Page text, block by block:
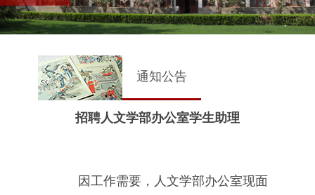
通知公告
招聘人文学部办公室学生助理
因工作需要，人文学部办公室现面